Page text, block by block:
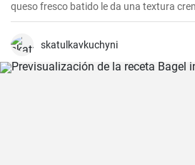
queso fresco batido le da una textura
que el atún le aporta proteínas con el
skatulkavkuchyni